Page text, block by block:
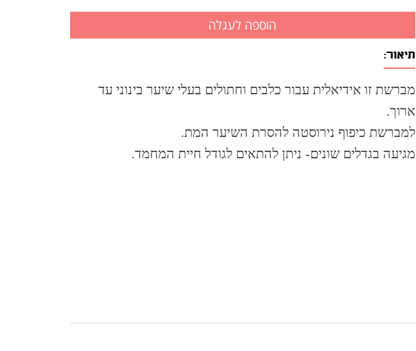
תיאור:
מברשת זו אידיאלית עבור כלבים וחתולים בעלי שיער בינוני עד
ארוך.
למברשת כיפוף נירוסטה להסרת השיער המת.
מגיעה בגדלים שונים- ניתן להתאים לגודל חיית המחמד.